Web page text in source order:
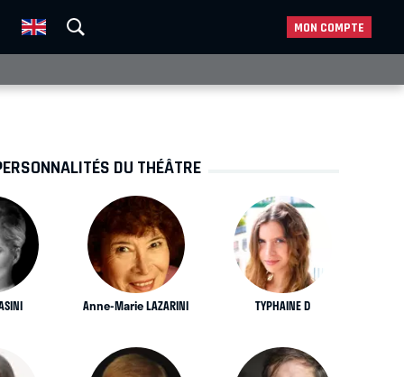
MON COMPTE
DU THÉÂTRE
Anne-Marie LAZARINI TYPHAINE D